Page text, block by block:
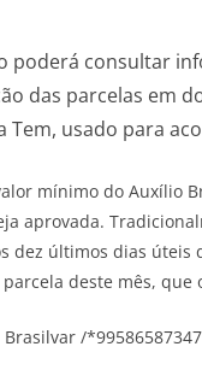
poderá consultar
das parcelas em
Tem, usado para
mínimo do Auxílio
aprovada.
dez últimos dias úteis
deste mês, que
Brasilvar /